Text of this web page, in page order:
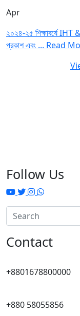
Apr
২০২৪-২৫ শিক্ষাবর্ষে IHT
প্রকাশ এবং ... Read
Follow Us
Contact
+8801678800000
+880 58055856